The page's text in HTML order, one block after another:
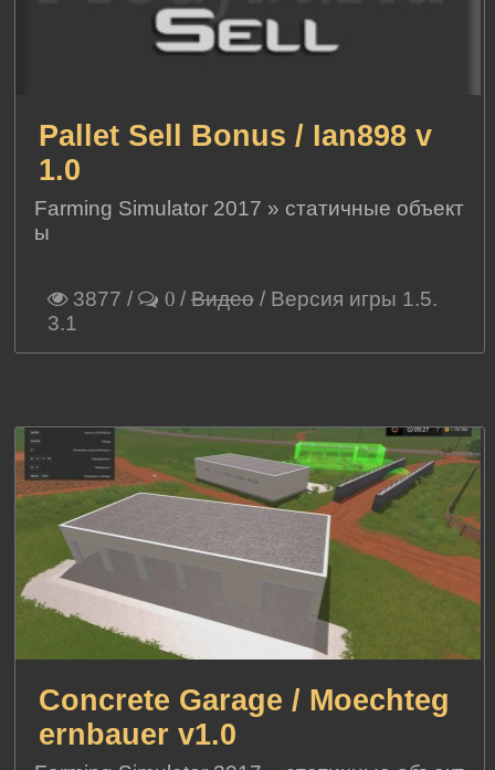
Pallet Sell Bonus / Ian898 v
1.0
Farming Simulator 2017 » статичные объект
ы
3877 / 0 /Видео/ Версия игры 1.5.
3.1
Concrete Garage / Moechteg
ernbauer v1.0